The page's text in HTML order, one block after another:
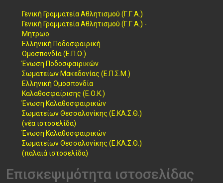
Γενική Γραμματεία Αθλητισμού (Γ.Γ.Α.)
Γενική Γραμματεία Αθλητισμού (Γ.Γ.Α.) -
Μητρωο
Ελληνική Ποδοσφαιρική
Ομοσπονδία (Ε.Π.Ο.)
Ένωση Ποδοσφαιρικών
Σωματείων Μακεδονίας (Ε.Π.Σ.Μ.)
Ελληνική Ομοσπονδία
Καλαθοσφαίρισης (Ε.Ο.Κ.)
Ένωση Καλαθοσφαιρικών
Σωματείων Θεσσαλονίκης (Ε.ΚΑ.Σ.Θ.)
(νέα ιστοσελίδα)
Ένωση Καλαθοσφαιρικών
Σωματείων Θεσσαλονίκης (Ε.ΚΑ.Σ.Θ.)
(παλαιά ιστοσελίδα)
Επισκεψιμότητα ιστοσελίδας